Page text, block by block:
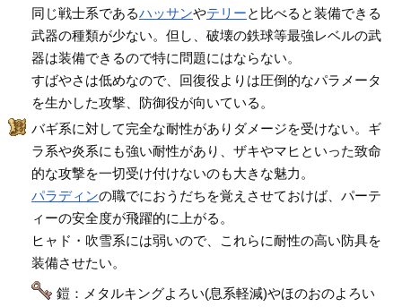
同じ戦士系であるハッサンやテリーと比べると装備できる
武器の種類が少ない。但し、破壊の鉄球等最強レベルの武
器は装備できるので特に問題にはならない。
すばやさは低めなので、回復役よりは圧倒的なパラメータ
を生かした攻撃、防御役が向いている。
バギ系に対して完全な耐性がありダメージを受けない。ギ
ラ系や炎系にも強い耐性があり、ザキやマヒといった致命
的な攻撃を一切受け付けないのも大きな魅力。
パラディンの職でにおうだちを覚えさせておけば、パーテ
ィーの安全度が飛躍的に上がる。
ヒャド・吹雪系には弱いので、これらに耐性の高い防具を
装備させたい。
鎧：メタルキングよろい(息系軽減)やほのおのよろい